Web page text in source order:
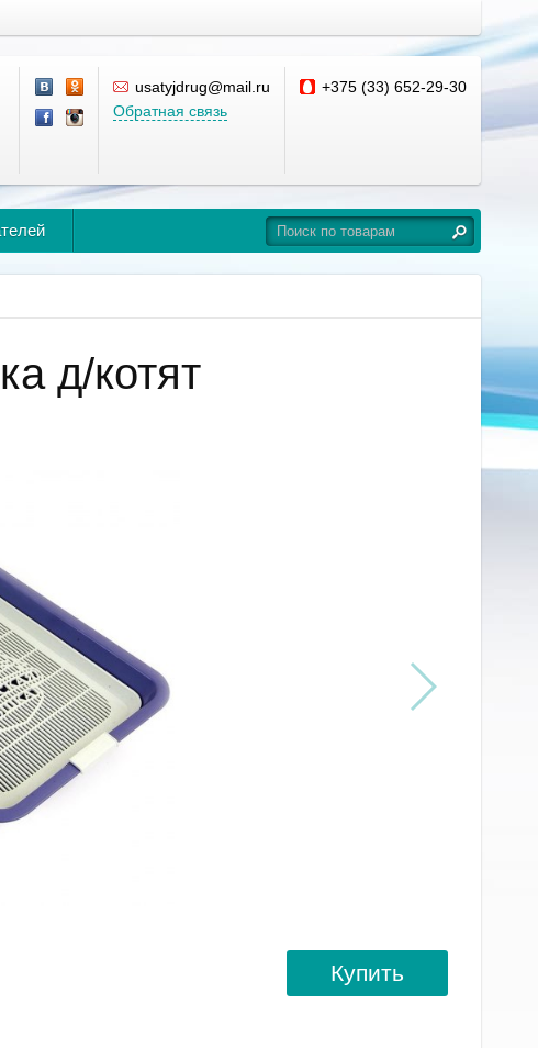
usatyjdrug@mail.ru
Обратная связь
+375 (33) 652-29-30
д/котят
Купить